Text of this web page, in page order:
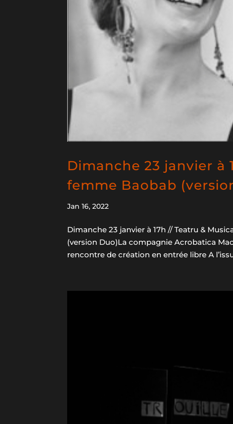
Dimanche 23 janvier à
femme Baobab
Jan 16, 2022
Dimanche 23 janvier à 17h // Teatru &
(version Duo)La compagnie Acrobatica
rencontre de création en entrée libre A